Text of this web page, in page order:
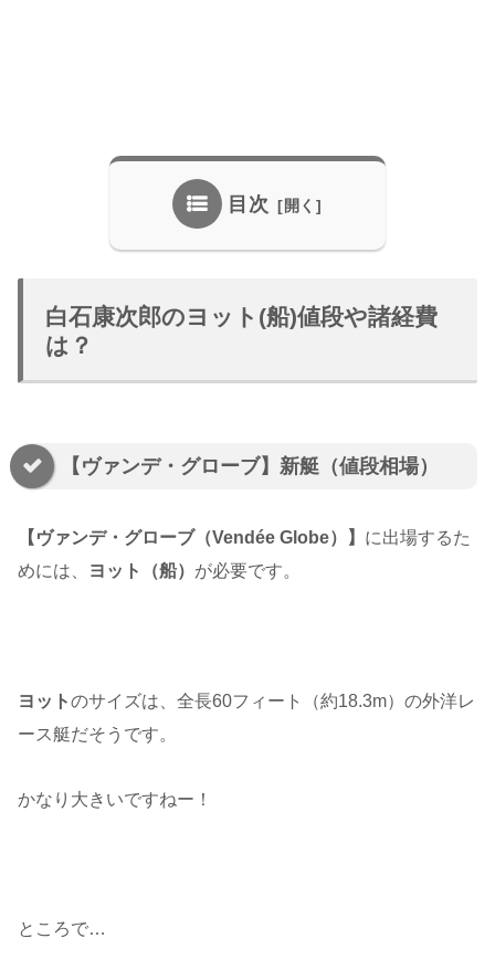
目次
白石康次郎のヨット(船)値段や諸経費
は？
【ヴァンデ・グローブ】新艇（値段相場）
【ヴァンデ・グローブ（Vendée Globe）】 に出場するた
めには、
ヨット（船） が必要です。
ヨットのサイズは、全長60フィート（約18.3m）の外洋レ
ース艇だそうです。
かなり大きいですねー！
ところで…